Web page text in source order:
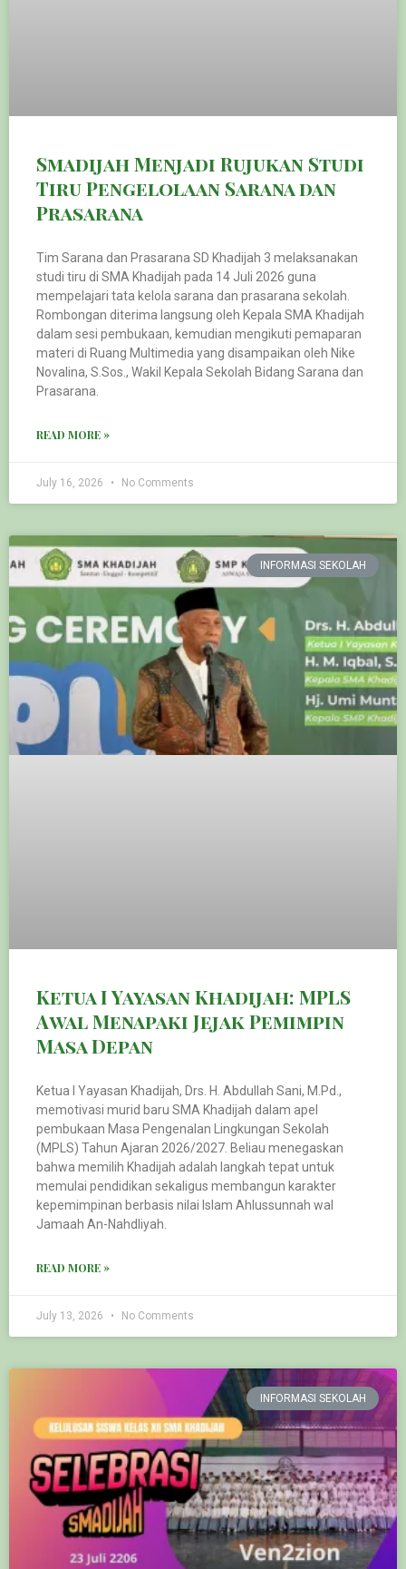
Smadijah Menjadi Rujukan Studi
Tiru Pengelolaan Sarana dan
Prasarana
Tim Sarana dan Prasarana SD Khadijah 3 melaksanakan
studi tiru di SMA Khadijah pada 14 Juli 2026 guna
mempelajari tata kelola sarana dan prasarana sekolah.
Rombongan diterima langsung oleh Kepala SMA Khadijah
dalam sesi pembukaan, kemudian mengikuti pemaparan
materi di Ruang Multimedia yang disampaikan oleh Nike
Novalina, S.Sos., Wakil Kepala Sekolah Bidang Sarana dan
Prasarana.
READ MORE »
July 16, 2026 No Comments
INFORMASI SEKOLAH
Ketua I Yayasan Khadijah: MPLS
Awal Menapaki Jejak Pemimpin
Masa Depan
Ketua I Yayasan Khadijah, Drs. H. Abdullah Sani, M.Pd.,
memotivasi murid baru SMA Khadijah dalam apel
pembukaan Masa Pengenalan Lingkungan Sekolah
(MPLS) Tahun Ajaran 2026/2027. Beliau menegaskan
bahwa memilih Khadijah adalah langkah tepat untuk
memulai pendidikan sekaligus membangun karakter
kepemimpinan berbasis nilai Islam Ahlussunnah wal
Jamaah An-Nahdliyah.
READ MORE »
July 13, 2026 No Comments
INFORMASI SEKOLAH